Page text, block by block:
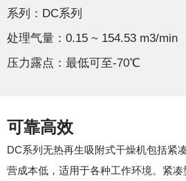
系列：DC系列
处理气量：0.15 ~ 154.53 m3/min
压力露点：最低可至-70℃
可靠高效
DC系列无热再生吸附式干燥机包括紧
营成本低，适用于各种工作环境。紧